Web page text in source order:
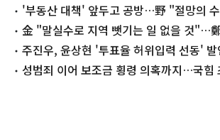
것"'부동산 대책' 앞두고 공방…野 "절망의
金 "말실수로 지역 뺏기는 일 없을 것"…
당직 나눠줘"
주진우, 윤상현 '투표율 허위입력 선동'
거 은폐론자"
성범죄 이어 보조금 횡령 의혹까지…국힘